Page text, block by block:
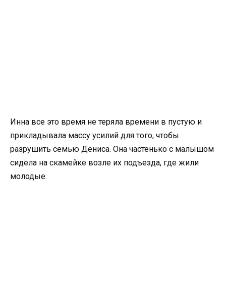
Инна все это время не теряла времени в пустую и
прикладывала массу усилий для того, чтобы
разрушить семью Дениса. Она частенько с малышом
сидела на скамейке возле их подъезда, где жили
молодые.